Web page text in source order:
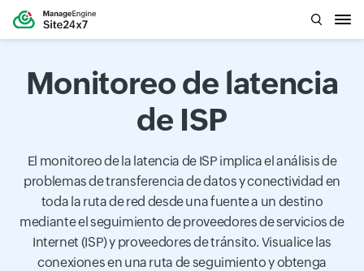
Monitoreo de latencia
de ISP
El monitoreo de la latencia de ISP implica el análisis de
problemas de transferencia de datos y conectividad en
toda la ruta de red desde una fuente a un destino
mediante el seguimiento de proveedores de servicios de
Internet (ISP) y proveedores de tránsito. Visualice las
conexiones en una ruta de seguimiento y obtenga